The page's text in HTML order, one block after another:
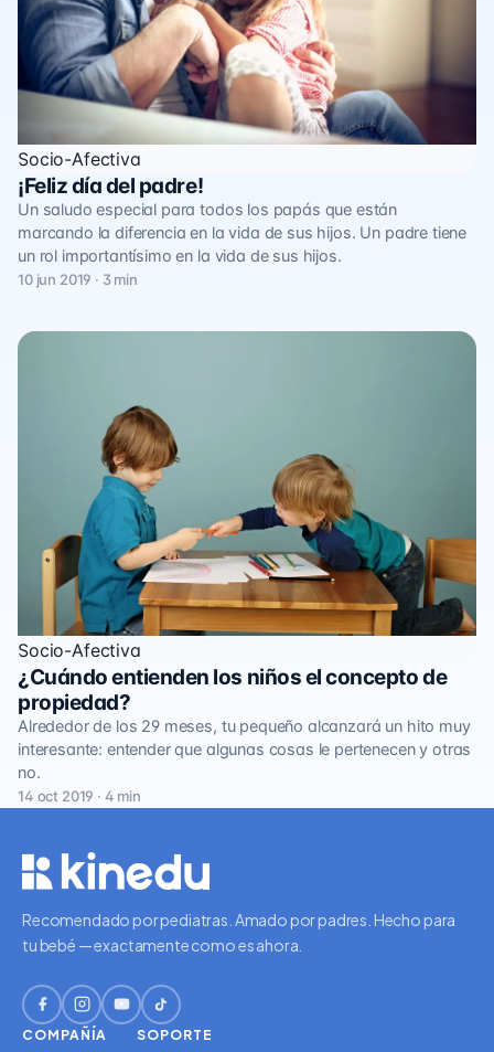
Socio-Afectiva
¡Feliz día del padre!
Un saludo especial para todos los papás que están
marcando la diferencia en la vida de sus hijos. Un padre tiene
un rol importantísimo en la vida de sus hijos.
10 jun 2019 · 3 min
Socio-Afectiva
¿Cuándo entienden los niños el concepto de
propiedad?
Alrededor de los 29 meses, tu pequeño alcanzará un hito muy
interesante: entender que algunas cosas le pertenecen y otras
no.
14 oct 2019 · 4 min
Recomendado por pediatras. Amado por padres. Hecho para
tu bebé — exactamente como es ahora.
COMPAÑÍA SOPORTE